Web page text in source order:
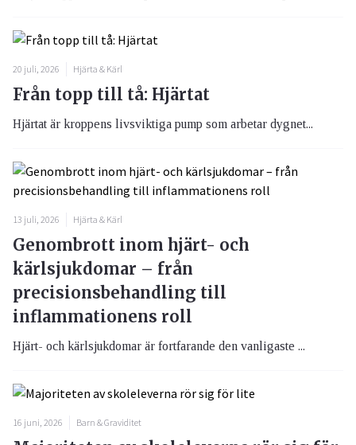
20 juli, 2026 Hjärta & Kärl
Från topp till tå: Hjärtat
Hjärtat är kroppens livsviktiga pump som arbetar dygnet...
13 juli, 2026 Hjärta & Kärl
Genombrott inom hjärt- och
kärlsjukdomar – från
precisionsbehandling till
inflammationens roll
Hjärt- och kärlsjukdomar är fortfarande den vanligaste ...
16 juni, 2026 Barn & Graviditet